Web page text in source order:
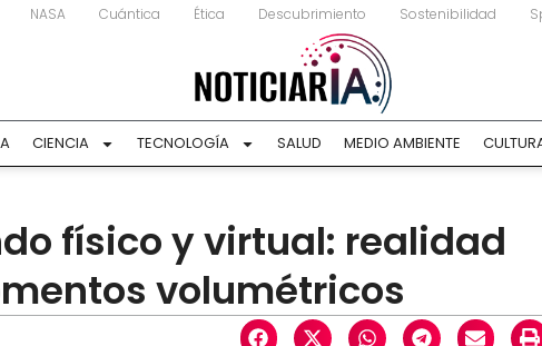
NASA Cuántica Ética Descubrimiento Sostenibilidad
CIENCIA TECNOLOGÍA SALUD MEDIO AMBIENTE
físico y virtual: realidad
volumétricos